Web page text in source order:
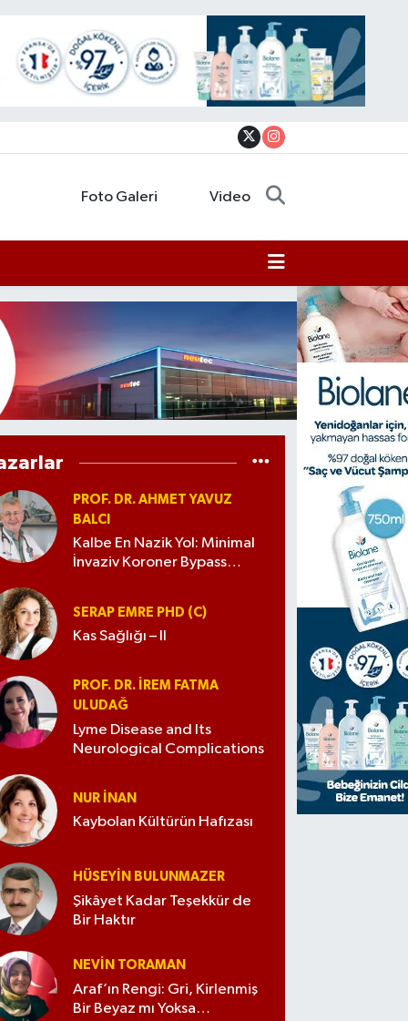
Foto Galeri Video
PROF. DR. AHMET YAVUZ
BALCI
Kalbe En Nazik Yol: Minimal
İnvaziv Koroner Bypass
SERAP EMRE PHD (C)
Kas Sağlığı – II
PROF. DR. İREM FATMA
ULUDAĞ
Lyme Disease and Its
Neurological Complications
NUR İNAN
Kaybolan Kültürün Hafızası
HÜSEYIN BULUNMAZER
Şikâyet Kadar Teşekkür de
Bir Haktır
NEVIN TORAMAN
Araf’ın Rengi: Gri, Kirlenmiş
Bir Beyaz mı Yoksa